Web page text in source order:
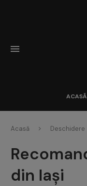
ACASĂ
Acasă Deschidere
din Iași